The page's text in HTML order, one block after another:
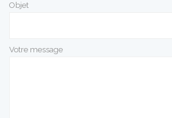
Objet
Votre message